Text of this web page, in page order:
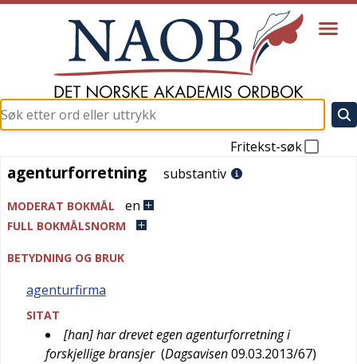
Fritekst-søk
agenturforretning
agenturforretning substantiv
MODERAT BOKMÅL en
FULL BOKMÅLSNORM
BETYDNING OG BRUK
agenturfirma
SITAT
[han] har drevet egen agenturforretning i
forskjellige bransjer (Dagsavisen09.03.2013/67)